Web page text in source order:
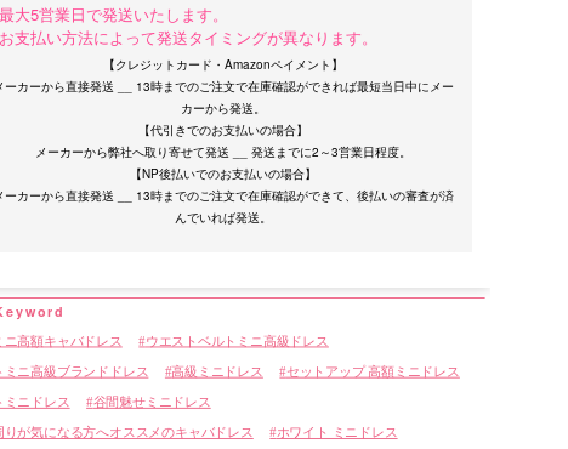
大5営業日で発送いたします。
支払い方法によって発送タイミングが異なります。
【クレジットカード・Amazonペイメント】
ーカーから直接発送 __ 13時までのご注文で在庫確認ができれば最短当日中にメー
カーから発送。
【代引きでのお支払いの場合】
メーカーから弊社へ取り寄せて発送 __ 発送までに2～3営業日程度。
【NP後払いでのお支払いの場合】
ーカーから直接発送 __ 13時までのご注文で在庫確認ができて、後払いの審査が済
ニ高額キャバドレス ウエストベルトミニ高級ドレス
ミニ高級ブランドドレス 高級ミニドレス
セットアップ 高額ミニドレス
ミニドレス
谷間魅せミニドレス
りが気になる方へオススメのキャバドレス
ホワイト ミニドレス